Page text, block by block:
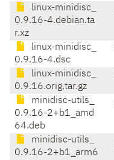
linux-minidisc_
0.9.16-4.debian.ta
r.xz
linux-minidisc_
0.9.16-4.dsc
linux-minidisc_
0.9.16.orig.tar.gz
minidisc-utils_
0.9.16-2+b1_amd
64.deb
minidisc-utils_
0.9.16-2+b1_arm6